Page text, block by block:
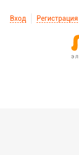
Вход Регистрация